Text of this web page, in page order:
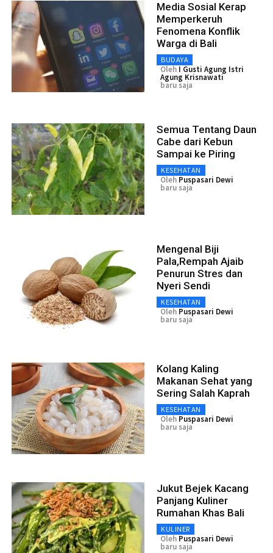
Media Sosial Kerap
Memperkeruh
Fenomena Konflik
Warga di Bali
BUDAYA
Oleh I Gusti Agung Istri
Agung Krisnawati
baru saja
Semua Tentang Daun
Cabe dari Kebun
Sampai ke Piring
KESEHATAN
Oleh Puspasari Dewi
baru saja
Mengenal Biji
Pala,Rempah Ajaib
Penurun Stres dan
Nyeri Sendi
KESEHATAN
Oleh Puspasari Dewi
baru saja
Kolang Kaling
Makanan Sehat yang
Sering Salah Kaprah
KESEHATAN
Oleh Puspasari Dewi
baru saja
Jukut Bejek Kacang
Panjang Kuliner
Rumahan Khas Bali
KULINER
Oleh Puspasari Dewi
baru saja